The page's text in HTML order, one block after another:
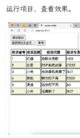
</td
</c:forEach
tbody
</table>
<script src="/
<script>
// 定义删除方
function
运行项目，查看效果。